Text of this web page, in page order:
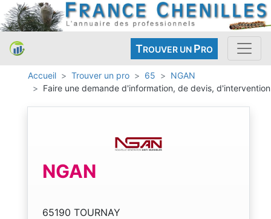
TROUVER UN PRO
Accueil Trouver un pro 65
NGAN
Faire une demande d'information, de devis, d'intervention
NGAN
65190 TOURNAY